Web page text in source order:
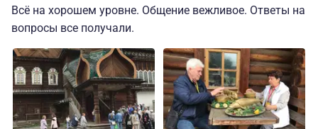
Всё на хорошем уровне. Общение вежливое. Ответы на
вопросы все получали.